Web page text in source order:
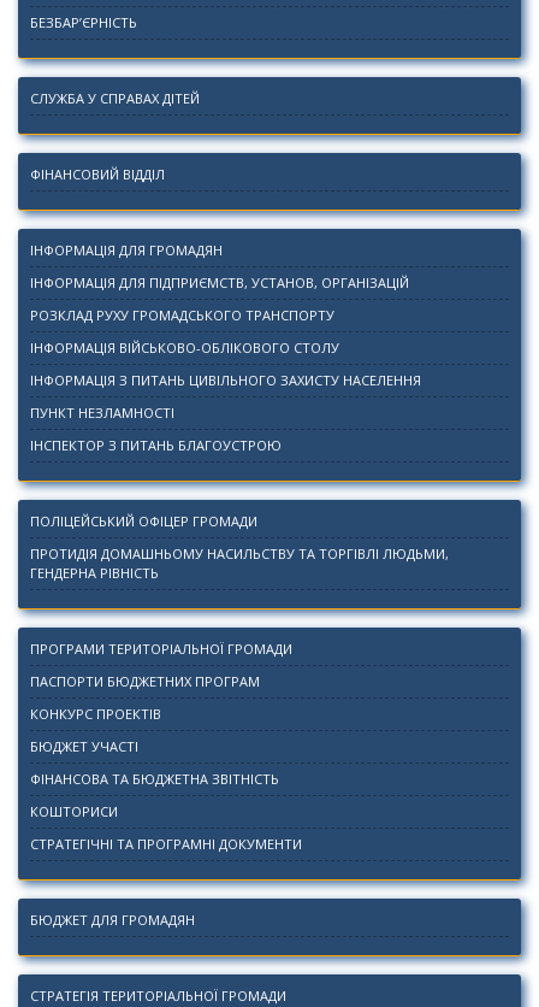
БЕЗБАР’ЄРНІСТЬ
СЛУЖБА У СПРАВАХ ДІТЕЙ
ФІНАНСОВИЙ ВІДДІЛ
ІНФОРМАЦІЯ ДЛЯ ГРОМАДЯН
ІНФОРМАЦІЯ ДЛЯ ПІДПРИЄМСТВ, УСТАНОВ, ОРГАНІЗАЦІЙ
РОЗКЛАД РУХУ ГРОМАДСЬКОГО ТРАНСПОРТУ
ІНФОРМАЦІЯ ВІЙСЬКОВО-ОБЛІКОВОГО СТОЛУ
ІНФОРМАЦІЯ З ПИТАНЬ ЦИВІЛЬНОГО ЗАХИСТУ НАСЕЛЕННЯ
ПУНКТ НЕЗЛАМНОСТІ
ІНСПЕКТОР З ПИТАНЬ БЛАГОУСТРОЮ
ПОЛІЦЕЙСЬКИЙ ОФІЦЕР ГРОМАДИ
ПРОТИДІЯ ДОМАШНЬОМУ НАСИЛЬСТВУ ТА ТОРГІВЛІ ЛЮДЬМИ,
ГЕНДЕРНА РІВНІСТЬ
ПРОГРАМИ ТЕРИТОРІАЛЬНОЇ ГРОМАДИ
ПАСПОРТИ БЮДЖЕТНИХ ПРОГРАМ
КОНКУРС ПРОЕКТІВ
БЮДЖЕТ УЧАСТІ
ФІНАНСОВА ТА БЮДЖЕТНА ЗВІТНІСТЬ
КОШТОРИСИ
СТРАТЕГІЧНІ ТА ПРОГРАМНІ ДОКУМЕНТИ
БЮДЖЕТ ДЛЯ ГРОМАДЯН
СТРАТЕГІЯ ТЕРИТОРІАЛЬНОЇ ГРОМАДИ